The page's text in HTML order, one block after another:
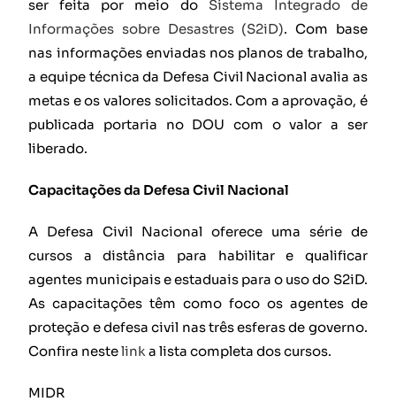
ser feita por meio do Sistema Integrado de
Informações sobre Desastres (S2iD). Com base
nas informações enviadas nos planos de trabalho,
a equipe técnica da Defesa Civil Nacional avalia as
metas e os valores solicitados. Com a aprovação, é
publicada portaria no DOU com o valor a ser
liberado.
Capacitações da Defesa Civil Nacional
A Defesa Civil Nacional oferece uma série de
cursos a distância para habilitar e qualificar
agentes municipais e estaduais para o uso do S2iD.
As capacitações têm como foco os agentes de
proteção e defesa civil nas três esferas de governo.
Confira nestelinka lista completa dos cursos.
MIDR